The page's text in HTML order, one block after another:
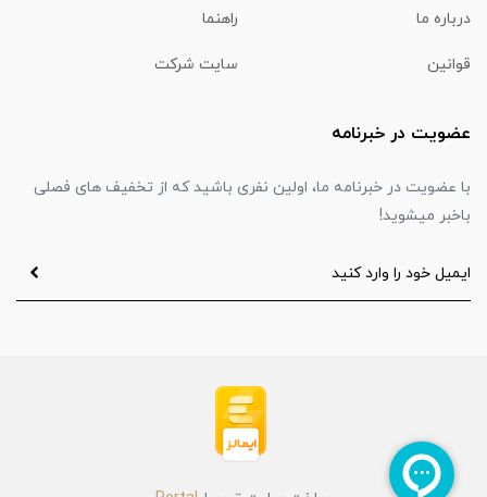
درباره ما راهنما
قوانین سایت شرکت
عضویت در خبرنامه
با عضویت در خبرنامه ما، اولین نفری باشید که از تخفیف های فصلی
باخبر میشوید!